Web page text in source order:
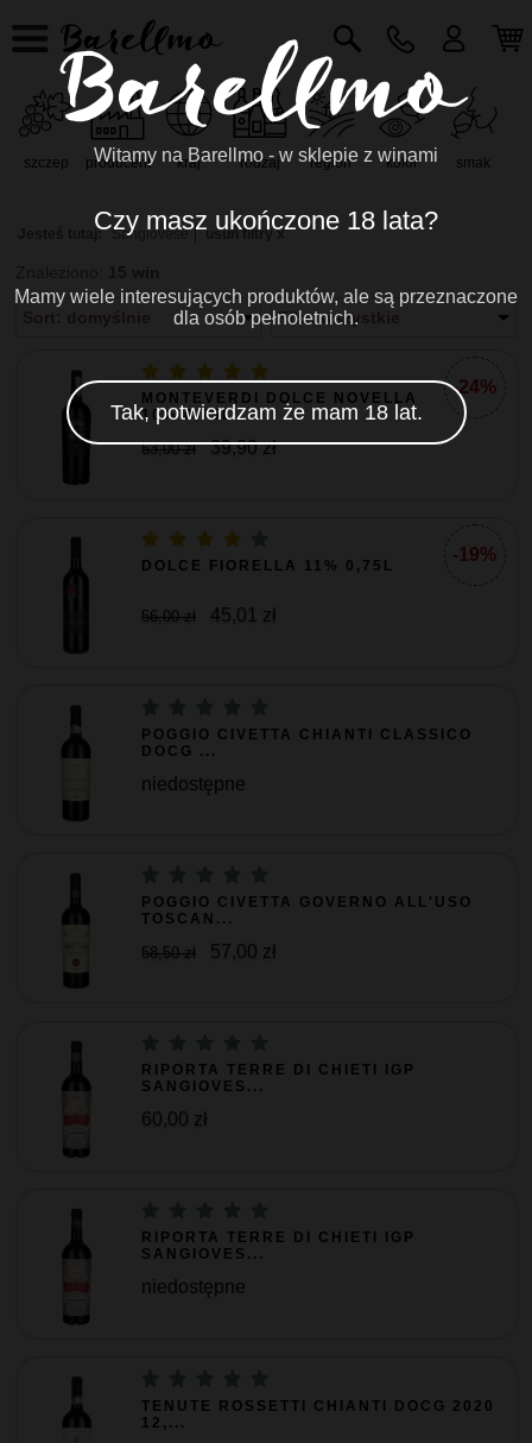
kraj
producent region
szczep kolor smak
rodzaj
Jesteś tutaj: Sangiovese usuń filtry x
Filtr: wszystkie
-24%
MONTEVERDI DOLCE NOVELLA
10% 0,75L
53,00 zł 39,90 zł
-19%
DOLCE FIORELLA 11% 0,75L
56,00 zł 45,01 zł
POGGIO CIVETTA CHIANTI CLASSICO
DOCG ...
niedostępne
POGGIO CIVETTA GOVERNO ALL'USO
TOSCAN...
58,50 zł 57,00 zł
RIPORTA TERRE DI CHIETI IGP
SANGIOVES...
60,00 zł
RIPORTA TERRE DI CHIETI IGP
SANGIOVES...
niedostępne
TENUTE ROSSETTI CHIANTI DOCG 2020
12,...
Witamy na Barellmo - w sklepie z winami
Czy masz ukończone 18 lata?
Mamy wiele interesujących produktów, ale są przeznaczone
dla osób pełnoletnich.
Tak, potwierdzam że mam 18 lat.